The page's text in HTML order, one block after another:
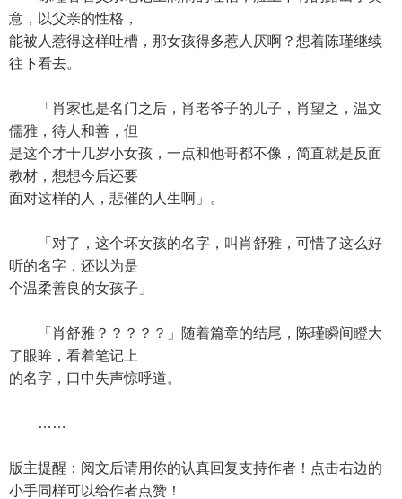
意，以父亲的性格，
能被人惹得这样吐槽，那女孩得多惹人厌啊？想着陈瑾继续
往下看去。
「肖家也是名门之后，肖老爷子的儿子，肖望之，温文
儒雅，待人和善，但
是这个才十几岁小女孩，一点和他哥都不像，简直就是反面
教材，想想今后还要
面对这样的人，悲催的人生啊」。
「对了，这个坏女孩的名字，叫肖舒雅，可惜了这么好
听的名字，还以为是
个温柔善良的女孩子」
「肖舒雅？？？？？」随着篇章的结尾，陈瑾瞬间瞪大
了眼眸，看着笔记上
的名字，口中失声惊呼道。
……
版主提醒：阅文后请用你的认真回复支持作者！点击右边的
小手同样可以给作者点赞！